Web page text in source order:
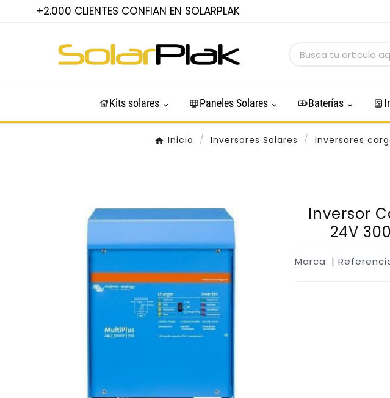
+2.000 CLIENTES CONFIAN EN SOLARPLAK
Kits solares Paneles Solares Baterías
Inicio Inversores Solares Inversores
Inversor
24V
Marca: |